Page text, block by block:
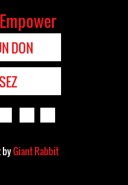
DON
byGiant Rabbit